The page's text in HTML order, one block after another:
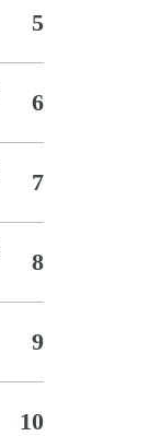
5
6
7
8
9
10